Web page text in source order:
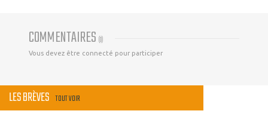
COMMENTAIRES (0)
Vous devez être connecté pour participer
LES BRÈVES TOUT VOIR